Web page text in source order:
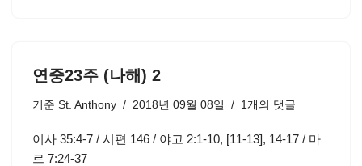
연중23주 (나해) 2
기준 St. Anthony 2018년 09월 08일 1개의 댓글
이사 35:4-7 / 시편 146 / 야고 2:1-10, [11-13], 14-17 / 마
르 7:24-37